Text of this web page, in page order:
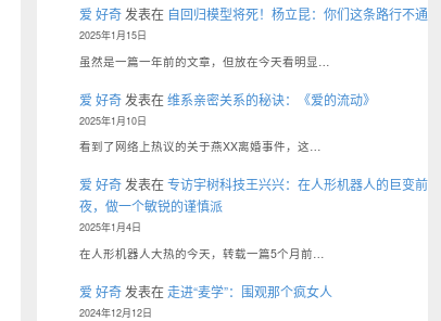
爱 好奇 发表在 自回归模型将死！杨立昆：你们这条路行不通
2025年1月15日
虽然是一篇一年前的文章，但放在今天看明显…
爱 好奇 发表在维系亲密关系的秘诀：《爱的流动》
2025年1月10日
看到了网络上热议的关于燕XX离婚事件，这…
爱 好奇 发表在专访宇树科技王兴兴：在人形机器人的巨变前
夜，做一个敏锐的谨慎派
2025年1月4日
在人形机器人大热的今天，转载一篇5个月前…
爱 好奇 发表在走进“麦学”：围观那个疯女人
2024年12月12日